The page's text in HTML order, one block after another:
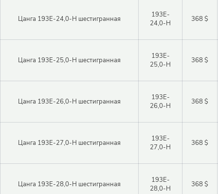
Цанга 193E-24,0-H шестигранная
193E-
24,0-H
368 $
Цанга 193E-25,0-H шестигранная
193E-
25,0-H
368 $
Цанга 193E-26,0-H шестигранная
193E-
26,0-H
368 $
Цанга 193E-27,0-H шестигранная
193E-
27,0-H
368 $
Цанга 193E-28,0-H шестигранная
193E-
28,0-H
368 $